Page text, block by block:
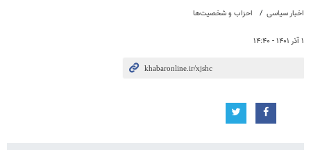
اخبار سیاسی احزاب و شخصیت‌ها
۱ آذر ۱۴۰۱ - ۱۴:۴۰